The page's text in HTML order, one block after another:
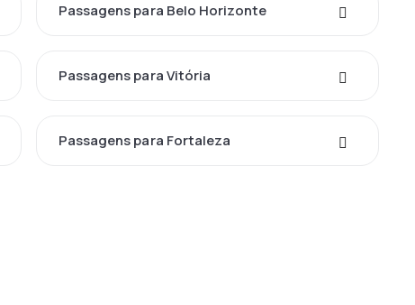
Passagens para Belo Horizonte
Passagens para Vitória
Passagens para Fortaleza